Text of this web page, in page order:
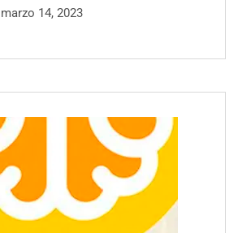
marzo 14, 2023